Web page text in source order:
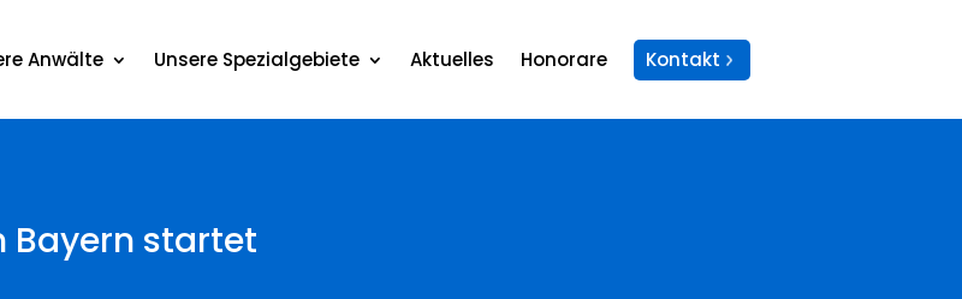
Anwälte Unsere Spezialgebiete Aktuelles Honorare Kontakt
Bayern startet